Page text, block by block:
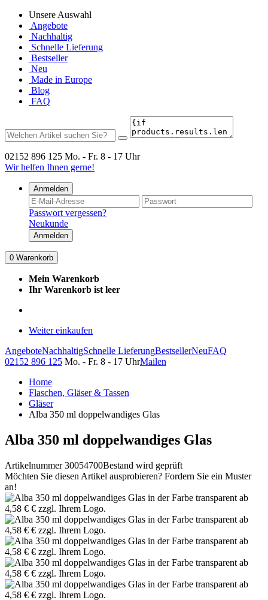
Unsere Auswahl
Angebote
Nachhaltig
Schnelle Lieferung
Bestseller
Neu
Made in Europe
Blog
FAQ
02152 896 125 Mo. - Fr. 8 - 17 Uhr
Wir helfen Ihnen gerne!
Anmelden
Passwort vergessen?
Neukunde
Anmelden
0 Warenkorb
Mein Warenkorb
Ihr Warenkorb ist leer
Weiter einkaufen
AngeboteNachhaltigSchnelle LieferungBestsellerNeuFAQ
02152 896 125 Mo. - Fr. 8 - 17 UhrMailen
Home
Flaschen, Gläser & Tassen
Gläser
Alba 350 ml doppelwandiges Glas
Alba 350 ml doppelwandiges Glas
Artikelnummer 30054700Bestand wird geprüft
Möchten Sie diesen Artikel ausprobieren? Fordern Sie ein Muster
an!